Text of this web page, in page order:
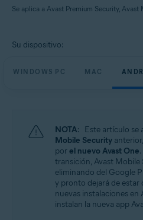
Avast Premium Security
Su dispositivo:
WINDOWS PC MAC
NOTA: Este artículo se
Mobile Security
porel nuevo Avast One
transición, Avast Mobile
eliminando del Google
y pronto dejará de estar
nuevas instalaciones en
instalan la nueva app